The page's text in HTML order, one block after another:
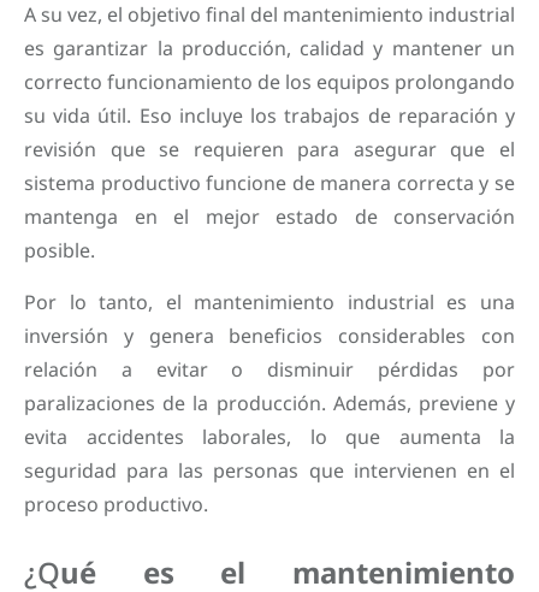
A su vez, el objetivo final del mantenimiento industrial
es garantizar la producción, calidad y mantener un
correcto funcionamiento de los equipos prolongando
su vida útil. Eso incluye los trabajos de reparación y
revisión que se requieren para asegurar que el
sistema productivo funcione de manera correcta y se
mantenga en el mejor estado de conservación
posible.
Por lo tanto, el mantenimiento industrial es una
inversión y genera beneficios considerables con
relación a evitar o disminuir pérdidas por
paralizaciones de la producción. Además, previene y
evita accidentes laborales, lo que aumenta la
seguridad para las personas que intervienen en el
proceso productivo.
¿Qué es el mantenimiento